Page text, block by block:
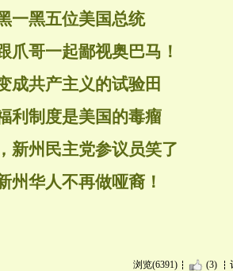
一黑五位美国总统
爪哥一起鄙视奥巴马！
成共产主义的试验田
利制度是美国的毒瘤
新州民主党参议员笑了
州华人不再做哑裔！
浏览(6391) (3)